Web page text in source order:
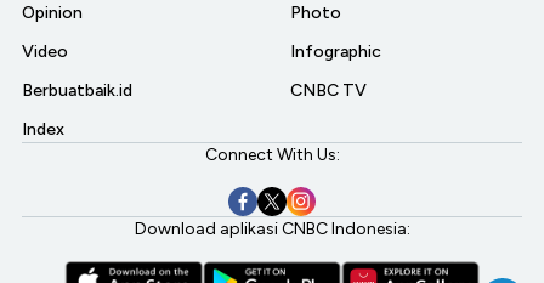
Opinion
Video
Berbuatbaik.id
Index
Photo
Infographic
CNBC TV
Connect With Us:
Download aplikasi CNBC Indonesia: